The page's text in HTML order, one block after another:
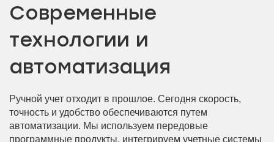
Современные
технологии и
автоматизация
Ручной учет отходит в прошлое. Сегодня скорость,
точность и удобство обеспечиваются путем
автоматизации. Мы используем передовые
программные продукты, интегрируем учетные системы